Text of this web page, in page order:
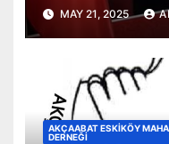
MAY 21, 2025
AKÇAABAT ESKIKÖY
DERNEĞI